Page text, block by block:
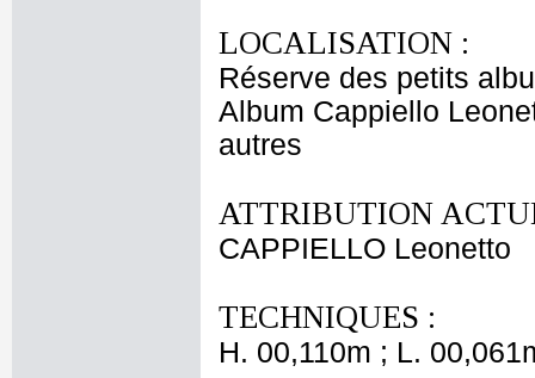
LOCALISATION :
Réserve des petits
Album Cappiello
autres
ATTRIBUTION
CAPPIELLO Leonetto
TECHNIQUES :
H. 00,110m ; L.